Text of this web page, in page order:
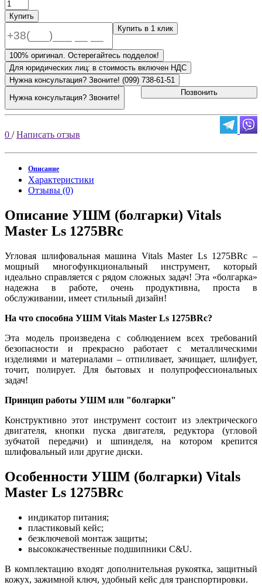
Купить
Купить в 1 клик
100% оригинал. Остерегайтесь подделок!
Для юридических лиц: в стоимость включен НДС
Нужна консультация? Звоните! (099) 738-61-51
Нужна консультация? Звоните!
Позвонить
0 /Написать отзыв
Описание
Характеристики
Отзывы (0)
Описание УШМ (болгарки) Vitals
Master Ls 1275BRc
Угловая шлифовальная машина Vitals Master Ls 1275BRc –
мощный многофункциональный инструмент, который
идеально справляется с рядом сложных задач! Эта «болгарка»
надежна в работе, очень продуктивна, проста в
обслуживании, имеет стильный дизайн!
На что способна УШМ Vitals Master Ls 1275BRc?
Эта модель произведена с соблюдением всех требований
безопасности и прекрасно работает с металлическими
изделиями и материалами – отпиливает, зачищает, шлифует,
точит, полирует. Для бытовых и полупрофессиональных
задач!
Принцип работы УШМ или "болгарки"
Конструктивно этот инструмент состоит из электрического
двигателя, кнопки пуска двигателя, редуктора (угловой
зубчатой передачи) и шпинделя, на котором крепится
шлифовальный или другие диски.
Особенности УШМ (болгарки) Vitals
Master Ls 1275BRc
индикатор питания;
пластиковый кейс;
безключевой монтаж защиты;
высококачественные подшипники C&U.
В комплектацию входят дополнительная рукоятка, защитный
кожух, зажимной ключ, удобный кейс для транспортировки.